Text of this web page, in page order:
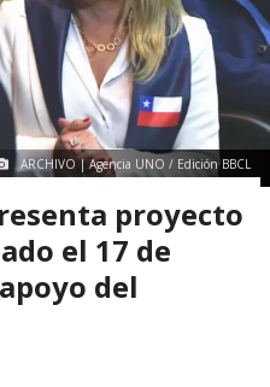
ARCHIVO | Agencia UNO / Edición BBCL
proyecto
el 17 de
del